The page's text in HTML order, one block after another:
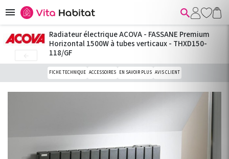
 
Radiateur électrique ACOVA - FASSANE Premium
Horizontal 1500W à tubes verticaux - THXD150-
118/GF
FICHE TECHNIQUE ACCESSOIRES EN SAVOIR PLUS AVIS CLIENT